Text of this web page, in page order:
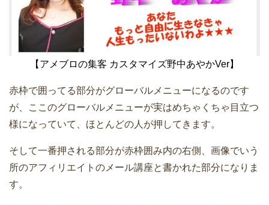
【アメブロの集客 カスタマイズ野中あやかVer】
赤枠で囲ってる部分がグローバルメニューになるのです
が、ここのグローバルメニューが実はめちゃくちゃ目立つ
様になっていて、ほとんどの人が押してきます。
そして一番押される部分が赤枠囲み内の右側、画像でいう
所のアフィリエイトのメール講座と書かれた部分になりま
す。